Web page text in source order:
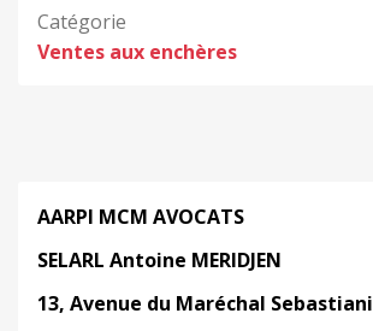
Catégorie
Ventes aux enchères
AARPI MCM AVOCATS
SELARL Antoine MERIDJEN
13, Avenue du Maréchal Sebastiani